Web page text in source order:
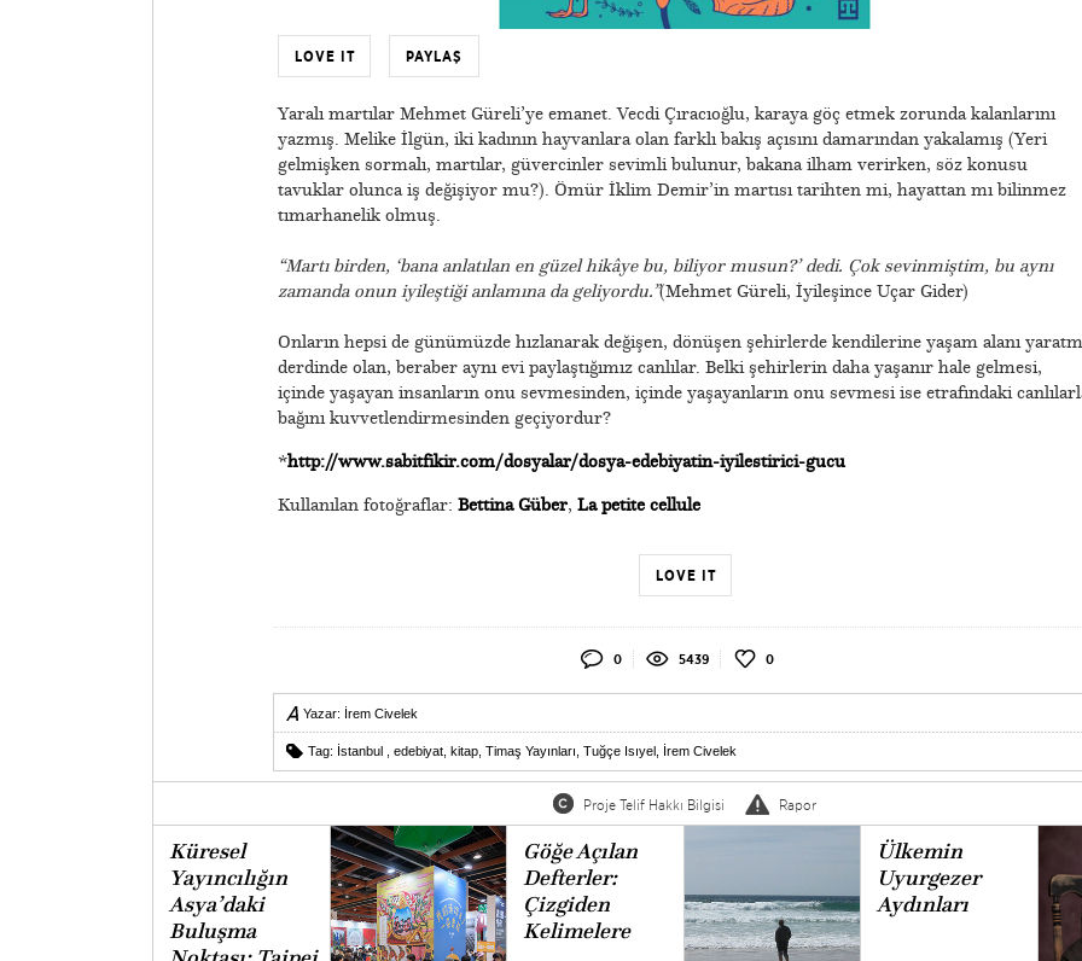
LOVE IT PAYLAŞ
Yaralı martılar Mehmet Güreli’ye emanet. Vecdi Çıracıoğlu, karaya göç etmek zorunda kalanlarını
yazmış. Melike İlgün, iki kadının hayvanlara olan farklı bakış açısını damarından yakalamış (Yeri
gelmişken sormalı, martılar, güvercinler sevimli bulunur, bakana ilham verirken, söz konusu
tavuklar olunca iş değişiyor mu?). Ömür İklim Demir’in martısı tarihten mi, hayattan mı bilinmez
tımarhanelik olmuş.
“Martı birden, ‘bana anlatılan en güzel hikâye bu, biliyor musun?’ dedi. Çok sevinmiştim, bu aynı
zamanda onun iyileştiği anlamına da geliyordu.”(Mehmet Güreli, İyileşince Uçar Gider)
Onların hepsi de günümüzde hızlanarak değişen, dönüşen şehirlerde kendilerine yaşam alanı
derdinde olan, beraber aynı evi paylaştığımız canlılar. Belki şehirlerin daha yaşanır hale gelmesi,
içinde yaşayan insanların onu sevmesinden, içinde yaşayanların onu sevmesi ise etrafındaki
bağını kuvvetlendirmesinden geçiyordur?
*http://www.sabitfikir.com/dosyalar/dosya-edebiyatin-iyilestirici-gucu
Kullanılan fotoğraflar: Bettina Güber, La petite cellule
LOVE IT
0 5439 0
Yazar: İrem Civelek
Tag: İstanbul edebiyat kitap Timaş Yayınları Tuğçe Isıyel İrem Civelek
Proje Telif Hakkı Bilgisi Rapor
Küresel
Yayıncılığın
Asya’daki
Buluşma
Göğe Açılan
Defterler:
Çizgiden
Kelimelere
Ülkemin
Uyurgezer
Aydınları